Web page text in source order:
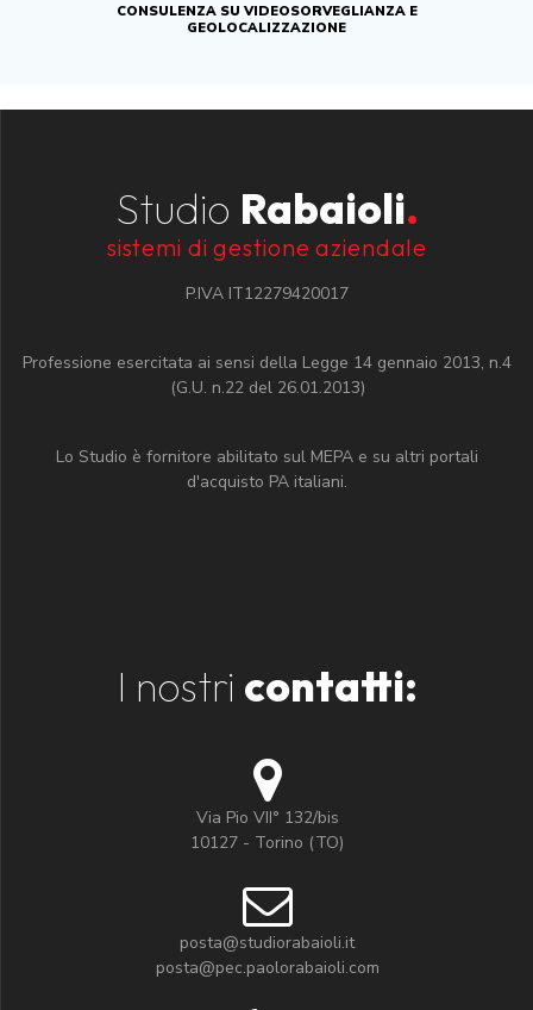
CONSULENZA SU VIDEOSORVEGLIANZA E
GEOLOCALIZZAZIONE
Studio Rabaioli.
sistemi di gestione aziendale
P.IVA IT12279420017
Professione esercitata ai sensi della Legge 14 gennaio 2013, n.4
(G.U. n.22 del 26.01.2013)
Lo Studio è fornitore abilitato sul MEPA e su altri portali
d'acquisto PA italiani.
I nostri contatti:
Via Pio VII° 132/bis
10127 - Torino (TO)
posta@studiorabaioli.it
posta@pec.paolorabaioli.com